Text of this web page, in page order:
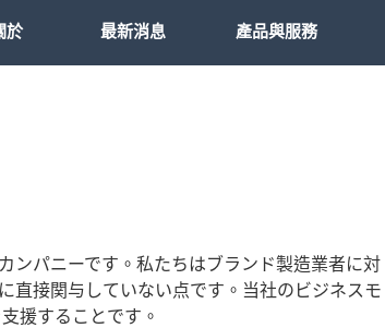
於 最新消息 產品與服務
ンパニーです。私たちはブランド製造業者に対
直接関与していない点です。当社のビジネスモ
援することです。